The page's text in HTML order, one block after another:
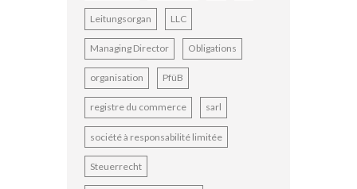
Leitungsorgan LLC
Managing Director Obligations
organisation PfüB
registre du commerce sarl
société à responsabilité limitée
Steuerrecht